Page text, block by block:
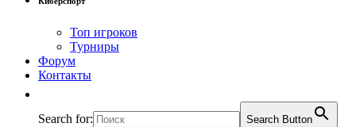
Топ игроков
Турниры
Форум
Контакты
Search for: Search Button